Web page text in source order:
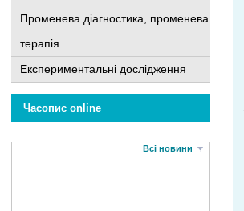
Променева діагностика, променева
терапія
Експериментальні дослідження
Часопис online
Всі новини